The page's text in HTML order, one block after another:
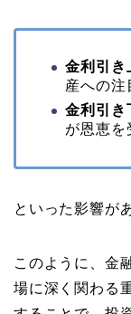
金利引き
産への注
金利引き
が恩恵を
といった影響が
このように、金
場に深く関わる